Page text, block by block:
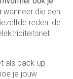
wanneer die een
reden: de
als back-up
je jouw